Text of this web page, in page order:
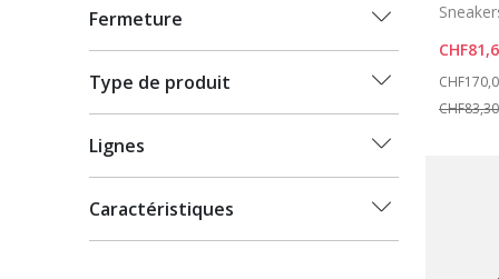
Fermeture
Type de produit
Lignes
Caractéristiques
Price
CHF83,30